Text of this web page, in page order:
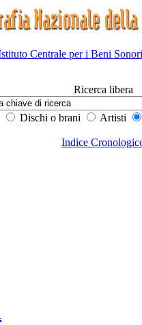
Centrale per i Beni
Ricerca libera
Dischi o brani Artisti
Indice